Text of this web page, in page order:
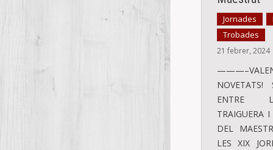
Jornades
Trobades
21 febrer, 2024
ENTRE
TRAIGUERA
DEL
LES XIX